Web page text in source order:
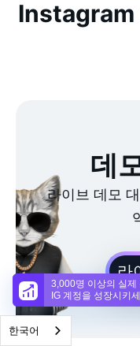
3,000명 이상의 실제
IG 계정을 성장시키
Instagram
데
라이브 데모
라
한국어